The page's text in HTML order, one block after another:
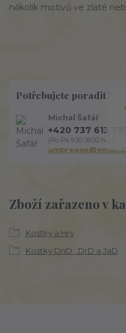
několik motivů ve zlaté
Zboží zařazeno v
Kostky a Hry
Kostky DnD , DrD a JaD
Potřebujete poradit?
Michal Šafář
+420 737 613 735
(Po-Pá 9:30-18:00 hod.)